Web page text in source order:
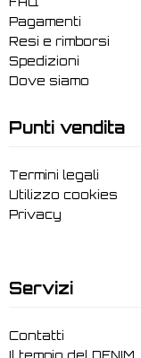
Pagamenti
Resi e rimborsi
Spedizioni
Dove siamo
Punti vendita
Termini legali
Utilizzo cookies
Privacy
Servizi
Contatti
Il tempio del DENIM